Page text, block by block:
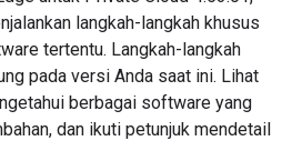
langkah-langkah khusus
tertentu. Langkah-langkah
pada versi Anda saat ini. Lihat
berbagai software yang
dan ikuti petunjuk mendetail